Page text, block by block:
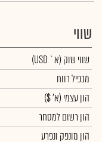
שווי
שווי שוק (א` USD)
מכפיל רווח
הון עצמי (א' $)
הון רשום למסחר
הון מונפק ונפרע